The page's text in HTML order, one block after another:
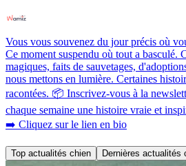
Vous vous souvenez du jour précis où
Ce moment suspendu où tout a basculé.
magiques, faits de sauvetages,
nous mettons en lumière. Certaines
racontées. 📦 Inscrivez-vous à la
chaque semaine une histoire vraie et
➡️ Cliquez sur le lien en bio
Top actualités chien Dernières actualités